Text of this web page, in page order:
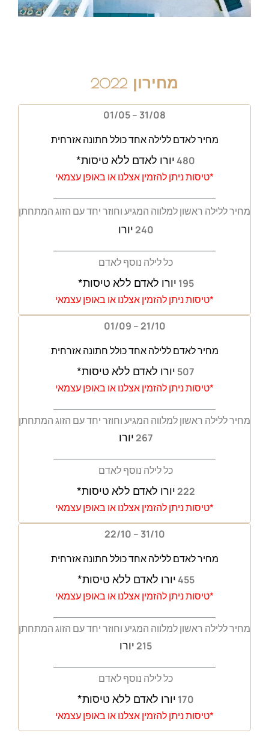
מחירון 2022
01/05 – 31/08
מחיר לאדם ללילה אחד כוללחתונה אזרחית
480יורו לאדם ללא טיסות*
*טיסות ניתן להזמין אצלנו או באופן עצמאי
מחיר ללילה ראשון למלווה המגיע וחוזר יחד עם הזוג המתחתן
240יורו
כל לילה נוסף לאדם
195 יורו לאדם ללא טיסות*
*טיסות ניתן להזמין אצלנו או באופן עצמאי
01/09 – 21/10
מחיר לאדם ללילה אחד כוללחתונה אזרחית
507 יורו לאדם ללא טיסות*
*טיסות ניתן להזמין אצלנו או באופן עצמאי
מחיר ללילה ראשון למלווה המגיע וחוזר יחד עם הזוג המתחתן
267יורו
כל לילה נוסף לאדם
222יורו לאדם ללא טיסות*
*טיסות ניתן להזמין אצלנו או באופן עצמאי
22/10 – 31/10
מחיר לאדם ללילה אחד כוללחתונה אזרחית
455יורו לאדם ללא טיסות*
*טיסות ניתן להזמין אצלנו או באופן עצמאי
מחיר ללילה ראשון למלווה המגיע וחוזר יחד עם הזוג המתחתן
215יורו
כל לילה נוסף לאדם
170 יורו לאדם ללא טיסות*
*טיסות ניתן להזמין אצלנו או באופן עצמאי